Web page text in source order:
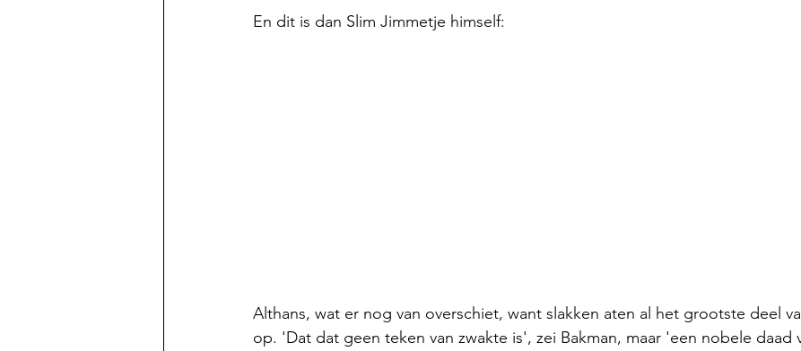
En dit is dan Slim Jimmetje himself:
Althans, wat er nog van overschiet, want slakken aten al het grootste deel
op. 'Dat dat geen teken van zwakte is', zei Bakman, maar 'een nobele daad